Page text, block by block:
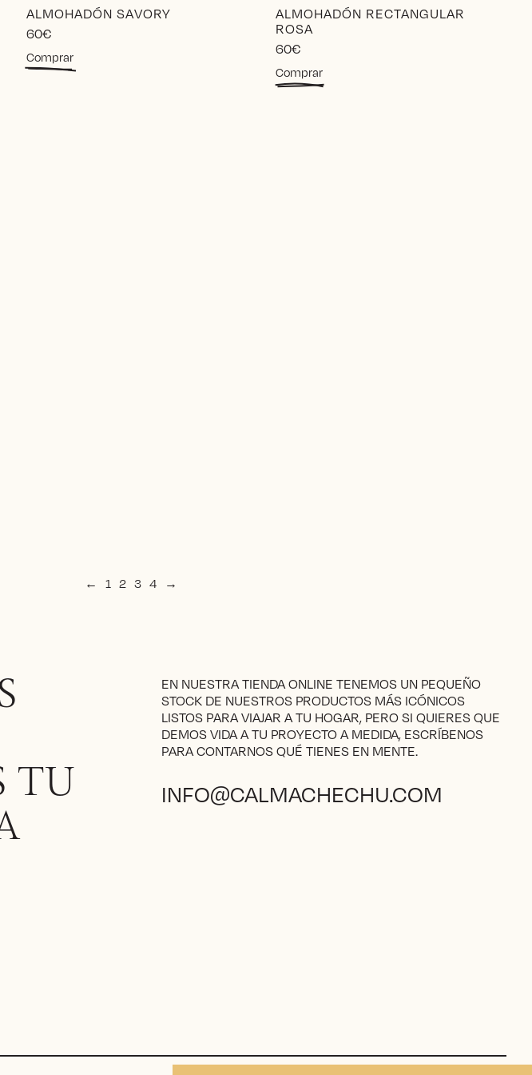
ALMOHADÓN SAVORY
60€
Comprar
ALMOHADÓN RECTANGULAR
ROSA
60€
Comprar
← 1 2 3 4 →
TU
EN NUESTRA TIENDA ONLINE TENEMOS UN PEQUEÑO
STOCK DE NUESTROS PRODUCTOS MÁS ICÓNICOS
LISTOS PARA VIAJAR A TU HOGAR, PERO SI QUIERES QUE
DEMOS VIDA A TU PROYECTO A MEDIDA, ESCRÍBENOS
PARA CONTARNOS QUÉ TIENES EN MENTE.
INFO@CALMACHECHU.COM